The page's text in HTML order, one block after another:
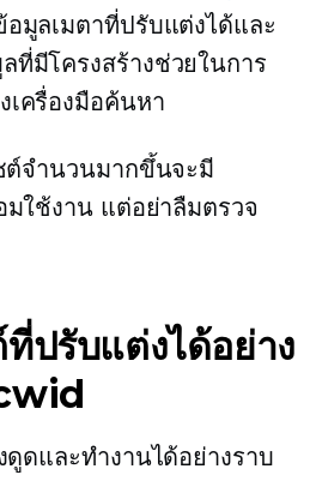
มูลเมตาที่ปรับแต่งได้และ
ที่มีโครงสร้างช่วยในการ
เครื่องมือค้นหา
ต์จำนวนมากขึ้นจะมี
ใช้งาน แต่อย่าลืมตรวจ
ที่ปรับแต่งได้อย่าง
ดและทำงานได้อย่างราบ